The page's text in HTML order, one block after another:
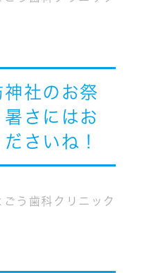
社のお祭
暑さにはお
さいね！
ごう歯科クリニック